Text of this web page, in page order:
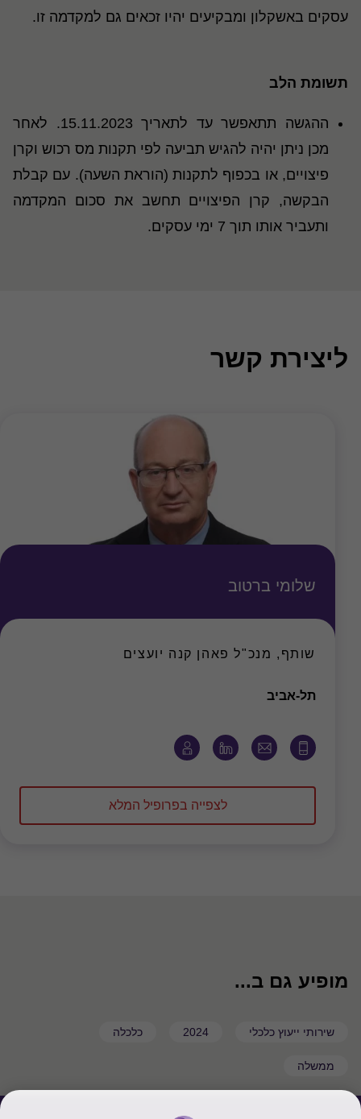
עסקים באשקלון ומבקיעים יהיו זכאים גם למקדמה זו.
תשומת הלב
ההגשה תתאפשר עד לתאריך 15.11.2023. לאחר
מכן ניתן יהיה להגיש תביעה לפי תקנות מס רכוש וקרן
פיצויים, או בכפוף לתקנות (הוראת השעה). עם קבלת
הבקשה, קרן הפיצויים תחשב את סכום המקדמה
ותעביר אותו תוך 7 ימי עסקים.
ליצירת קשר
שלומי ברטוב
שותף, מנכ"ל פאהן קנה יועצים
תל-אביב
לצפייה בפרופיל המלא
מופיע גם ב...
שירותי ייעוץ כלכלי 2024 כלכלה
ממשלה